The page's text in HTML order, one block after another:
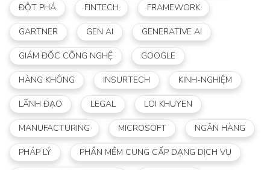
ĐỘT PHÁ FINTECH FRAMEWORK
GARTNER GEN AI GENERATIVE AI
GIÁM ĐỐC CÔNG NGHỆ GOOGLE
HÀNG KHÔNG INSURTECH KINH-NGHIỆM
LÃNH ĐẠO LEGAL LOI KHUYEN
MANUFACTURING MICROSOFT NGÂN HÀNG
PHÁP LÝ PHẦN MỀM CUNG CẤP DẠNG DỊCH VỤ